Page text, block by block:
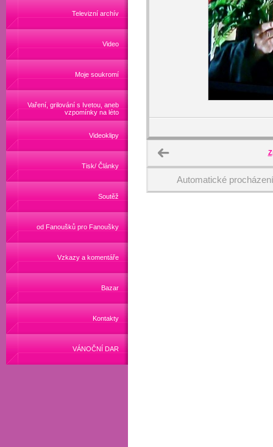
Televizní archív
Video
Moje soukromí
Vaření, grilování s Ivetou, aneb
vzpomínky na léto
Videoklipy
Tisk/ Články
Soutěž
od Fanoušků pro Fanoušky
Vzkazy a komentáře
Bazar
Kontakty
VÁNOČNÍ DAR
Automatické